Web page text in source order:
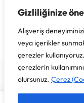
Gizliliğinize
Alışveriş
veya içerikler
çerezler
çerezlerin
olursunuz. Çerez
Copyright © 2026